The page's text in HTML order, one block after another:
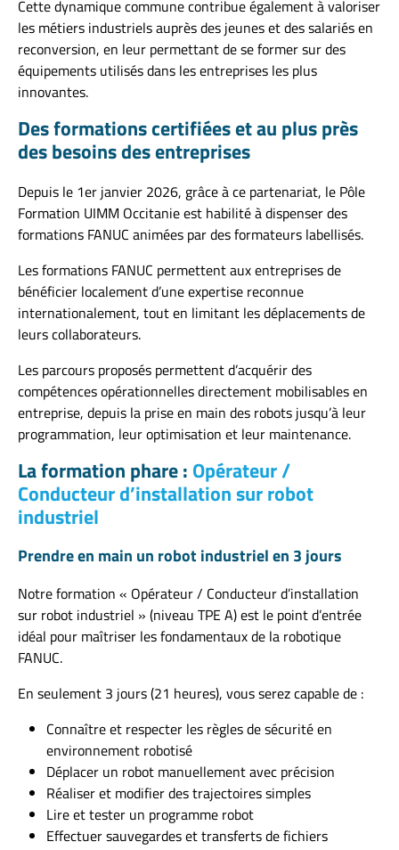
Cette dynamique commune contribue également à valoriser
les métiers industriels auprès des jeunes et des salariés en
reconversion, en leur permettant de se former sur des
équipements utilisés dans les entreprises les plus
innovantes.
Des formations certifiées et au plus près
des besoins des entreprises
Depuis le 1er janvier 2026, grâce à ce partenariat, le Pôle
Formation UIMM Occitanie est habilité à dispenser des
formations FANUC animées par des formateurs labellisés.
Les formations FANUC permettent aux entreprises de
bénéficier localement d’une expertise reconnue
internationalement, tout en limitant les déplacements de
leurs collaborateurs.
Les parcours proposés permettent d’acquérir des
compétences opérationnelles directement mobilisables en
entreprise, depuis la prise en main des robots jusqu’à leur
programmation, leur optimisation et leur maintenance.
La formation phare : Opérateur /
Conducteur d’installation sur robot
industriel
Prendre en main un robot industriel en 3 jours
Notre formation « Opérateur / Conducteur d’installation
sur robot industriel » (niveau TPE A) est le point d’entrée
idéal pour maîtriser les fondamentaux de la robotique
FANUC.
En seulement 3 jours (21 heures), vous serez capable de :
Connaître et respecter les règles de sécurité en
environnement robotisé
Déplacer un robot manuellement avec précision
Réaliser et modifier des trajectoires simples
Lire et tester un programme robot
Effectuer sauvegardes et transferts de fichiers